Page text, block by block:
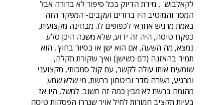
לקאלבוש' , מידת הדיוק בכל סיפור לא ברורה אבל
המסר והמוטיב היו ברורים ועקבים- המפקד הזה
באמת מרגיש אחראי לכפופים לו. מבחינה מקצועית,
כפקח טיסה, היה זה ידוע, שלא משנה היכן סלע
נמצא, מה השעה, אם הוא ישן או בסיור בחוץ , הוא
תמיד בהאזנה (דם כשישן) ואיך שקורת תקלה,
שומעים אותו עולה לקשר, עם קול סמכותי, מקצועני
ומרגיע, משרה סדר וביטחון ברשת, מי שלא שמע
מהומה ברשת לא מבין כמה זה חשוב. למשל, היו אז
בעיות תקציב חמורות לחיל אויר שגררו הפסקות טיסה